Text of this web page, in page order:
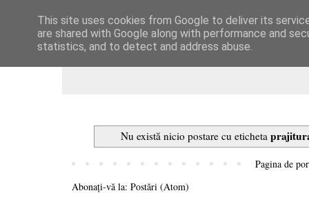
Dulcegarii culinare
Nu există nicio postare cu eticheta
Pagina de
Abonați-vă la: Postări (Atom)
This site uses cookies from Google to deliver its
are shared with Google along with performance and
statistics, and to detect and address abuse.